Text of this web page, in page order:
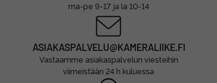
ma-pe 9-17 ja la 10-14
ASIAKASPALVELU@KAMERALIIKE.FI
Vastaamme asiakaspalvelun viesteihin
viimeistään 24 h kuluessa